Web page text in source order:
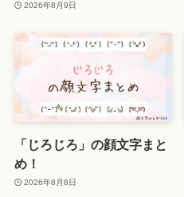
2026年8月9日
「じろじろ」の顔文字まと
め！
2026年8月8日